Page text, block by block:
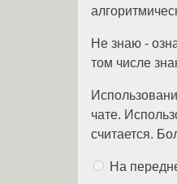
Не знаю -
том числе
чате.
считается.
На